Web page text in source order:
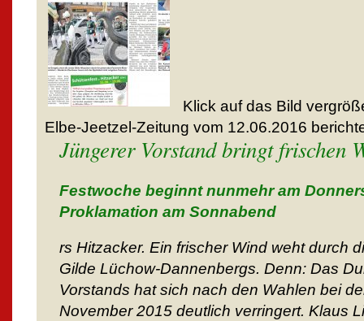
Klick auf das Bild
Elbe-Jeetzel-Zeitung vom 12.06.2016
Jüngerer Vorstand bringt frischen
Festwoche beginnt nunmehr am
Proklamation am Sonnabend
rs Hitzacker. Ein frischer Wind weht durch
Gilde Lüchow-Dannenbergs. Denn: Das
Vorstands hat sich nach den Wahlen bei
November 2015 deutlich verringert. Klaus